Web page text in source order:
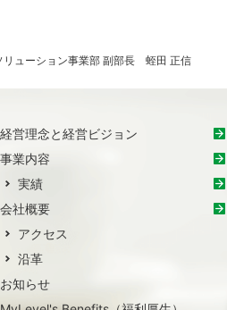
リューション事業部 副部長 蛭田 正信
経営理念と経営ビジョン
事業内容
実績
会社概要
アクセス
沿革
お知らせ